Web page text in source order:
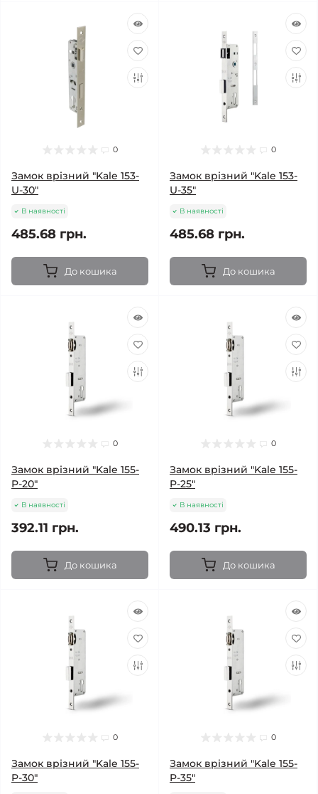
0
Замок врізний "Kale 153-
U-30"
В наявності
485.68 грн.
До кошика
0
Замок врізний "Kale 153-
U-35"
В наявності
485.68 грн.
До кошика
0
Замок врізний "Kale 155-
P-20"
В наявності
392.11 грн.
До кошика
0
Замок врізний "Kale 155-
P-25"
В наявності
490.13 грн.
До кошика
0
Замок врізний "Kale 155-
P-30"
0
Замок врізний "Kale 155-
P-35"